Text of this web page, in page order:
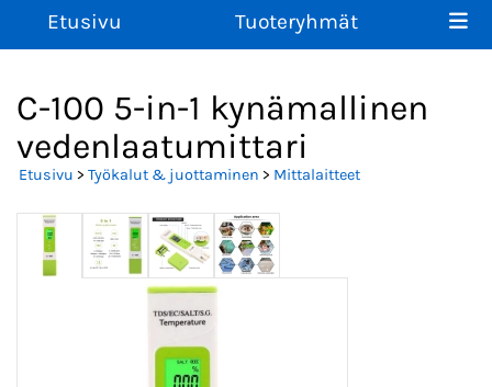
Etusivu Tuoteryhmät
C-100 5-in-1 kynämallinen
vedenlaatumittari
Etusivu > Työkalut & juottaminen > Mittalaitteet